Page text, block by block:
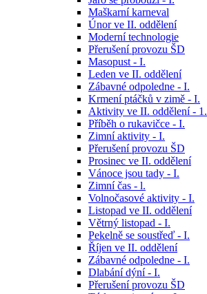
Maškarní karneval
Únor ve II. oddělení
Moderní technologie
Přerušení provozu ŠD
Masopust - I.
Leden ve II. oddělení
Zábavné odpoledne - I.
Krmení ptáčků v zimě - I.
Aktivity ve II. oddělení -
Příběh o rukavičce - I.
Zimní aktivity - I.
Přerušení provozu ŠD
Prosinec ve II. oddělení
Vánoce jsou tady - I.
Zimní čas - l.
Volnočasové aktivity - I.
Listopad ve II. oddělení
Větrný listopad - I.
Pekelně se soustřeď - I.
Říjen ve II. oddělení
Zábavné odpoledne - I.
Dlabání dýní - I.
Přerušení provozu ŠD